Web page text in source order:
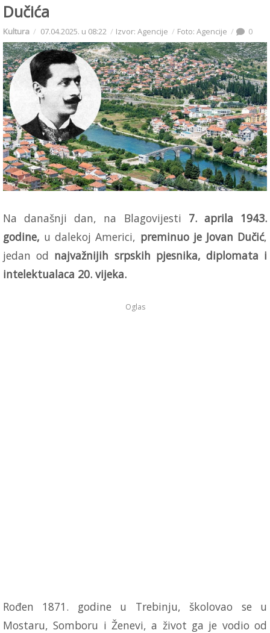
Dučića
Kultura 07.04.2025. u 08:22 Izvor: Agencije Foto: Agencije 0
Na današnji dan, na Blagovijesti 7. aprila 1943.
godine, u dalekoj Americi, preminuo je Jovan Dučić,
jedan od najvažnijih srpskih pjesnika, diplomata i
intelektualaca 20. vijeka.
Oglas
Rođen 1871. godine u Trebinju, školovao se u
Mostaru, Somboru i Ženevi, a život ga je vodio od